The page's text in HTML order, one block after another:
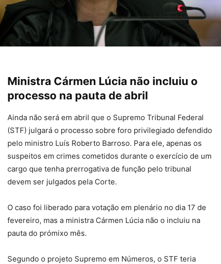
Ministra Cármen Lúcia não incluiu o
processo na pauta de abril
Ainda não será em abril que o Supremo Tribunal Federal
(STF) julgará o processo sobre foro privilegiado defendido
pelo ministro Luís Roberto Barroso. Para ele, apenas os
suspeitos em crimes cometidos durante o exercício de um
cargo que tenha prerrogativa de função pelo tribunal
devem ser julgados pela Corte.
O caso foi liberado para votação em plenário no dia 17 de
fevereiro, mas a ministra Cármen Lúcia não o incluiu na
pauta do prómixo mês.
Segundo o projeto Supremo em Números, o STF teria